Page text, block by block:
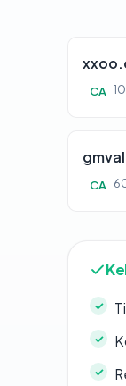
CA
CA